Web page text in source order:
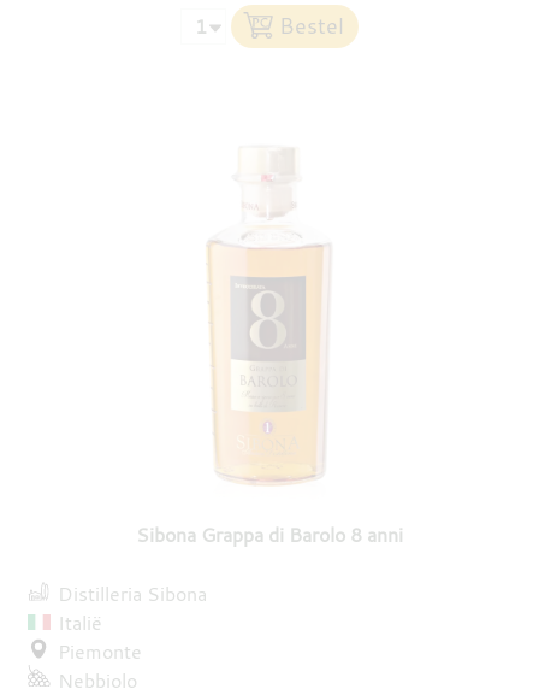
Sibona Grappa di Barolo 8 anni
Distilleria Sibona
Italië
Piemonte
Nebbiolo